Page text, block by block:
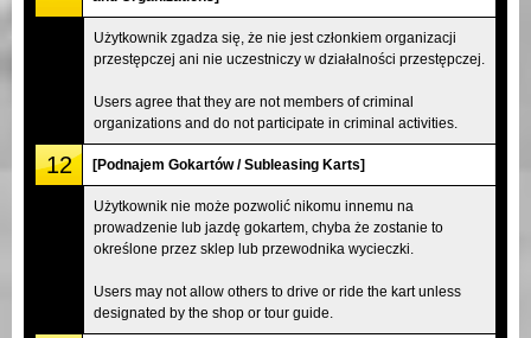
Użytkownik zgadza się, że nie jest członkiem organizacji
przestępczej ani nie uczestniczy w działalności przestępczej.
Users agree that they are not members of criminal
organizations and do not participate in criminal activities.
12 [Podnajem Gokartów / Subleasing Karts]
Użytkownik nie może pozwolić nikomu innemu na
prowadzenie lub jazdę gokartem, chyba że zostanie to
określone przez sklep lub przewodnika wycieczki.
Users may not allow others to drive or ride the kart unless
designated by the shop or tour guide.